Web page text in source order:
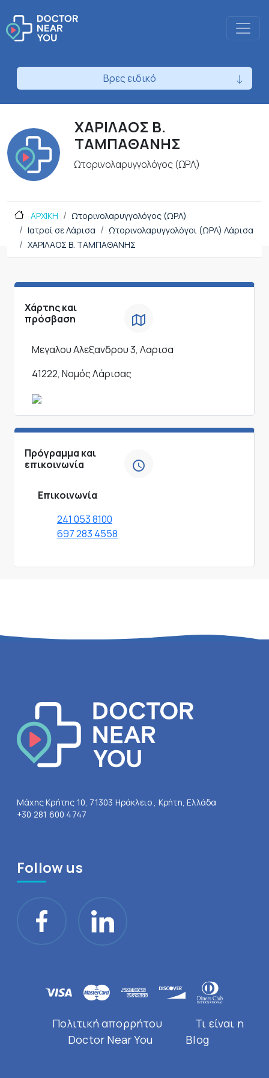
Βρες ειδικό
ΧΑΡΙΛΑΟΣ Β.
ΤΑΜΠΑΘΑΝΗΣ
Ωτορινολαρυγγολόγος (ΩΡΛ)
ΑΡΧΙΚΗ
Ωτορινολαρυγγολόγος (ΩΡΛ)
Ιατροί σε Λάρισα
Ωτορινολαρυγγολόγοι (ΩΡΛ) Λάρισα
ΧΑΡΙΛΑΟΣ Β. ΤΑΜΠΑΘΑΝΗΣ
Χάρτης και
πρόσβαση
Μεγαλου Αλεξανδρου 3, Λαρισα
41222, Νομός Λάρισας
Πρόγραμμα και
επικοινωνία
Επικοινωνία
241 053 8100
697 283 4558
Μάχης Κρήτης 10, 71303 Ηράκλειο , Κρήτη, Ελλάδα
+30 281 600 4747
Follow us
Πολιτική απορρήτου
Τι είναι η
Doctor Near You
Blog